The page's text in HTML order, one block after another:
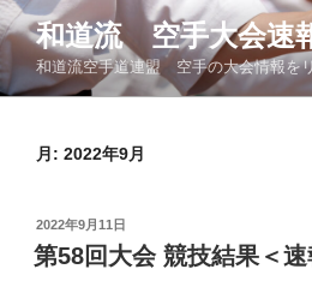
コ
ン
テ
ン
和道流 空手大会速
和道流空手道連盟 空手の大会情報を
月: 2022年9月
投
稿
日:
2022年9月11日
第58回大会 競技結果＜速